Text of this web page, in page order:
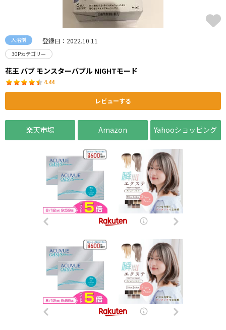
入浴剤 登録日：2022.10.11
30Pカテゴリー
花王 バブ モンスターバブル NIGHTモード
4.44
レビューする
楽天市場 Amazon Yahooショッピング